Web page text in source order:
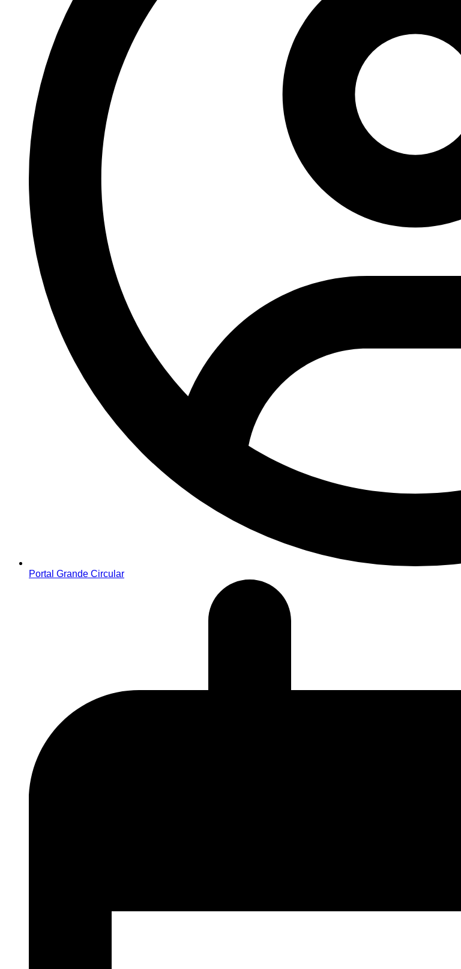
Portal Grande Circular